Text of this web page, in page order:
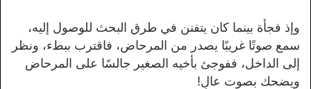
وإذ فجأة بينما كان يتفنن في طرق البحث للوصول إليه،
سمع صوتًا غريبًا يصدر من المرحاض، فاقترب ببطء، ونظر
إلى الداخل، ففوجئ بأخيه الصغير جالسًا على المرحاض
ويضحك بصوت عالٍ!